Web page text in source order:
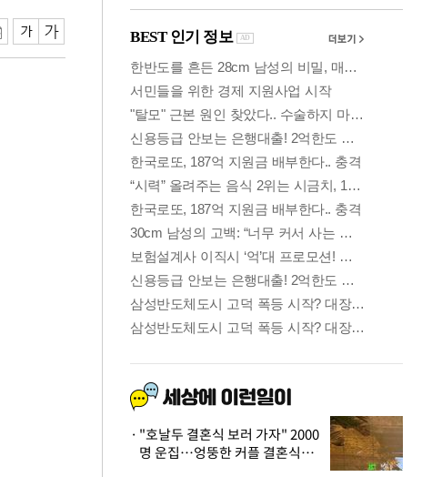
"호날두 결혼식 보러 가자" 2000
명 운집…엉뚱한 커플 결혼식에